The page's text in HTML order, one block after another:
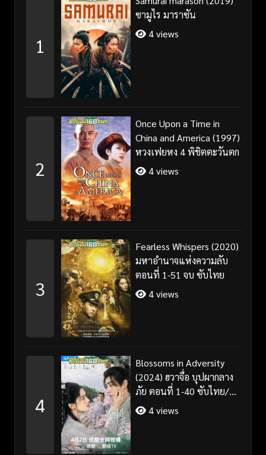
1
ซามูไร มาราซัน
4 views
2
Once Upon a Time in
China and America (1997)
หวงเฟยหง 4 พิชิตตะวันตก
4 views
3
Fearless Whispers (2020)
มหาอำนาจแห่งความลับ
ตอนที่ 1-51 จบ ซับไทย
4 views
4
Blossoms in Adversity
(2024) ฮวาจื่อ บุปผากลาง
ภัย ตอนที่ 1-40 ซับไทย/
พากย์ไทย
4 views